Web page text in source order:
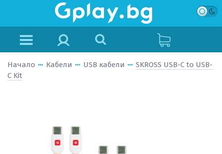
Начало Кабели USB кабели
SKROSS USB-C to USB-
C Kit